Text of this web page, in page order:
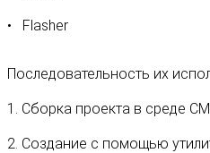
Flasher
Последовательность их
1. Сборка проекта в среде
2. Создание с помощью